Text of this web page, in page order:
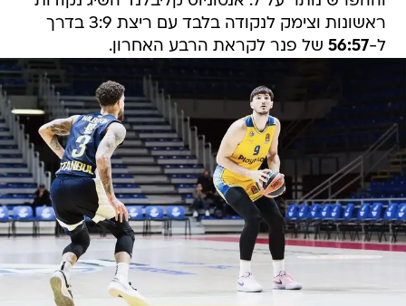
ראשונות וצימק לנקודה בלבד עם ריצת 3:9 בדרך
ל-56:57 של פנר לקראת הרבע האחרון.